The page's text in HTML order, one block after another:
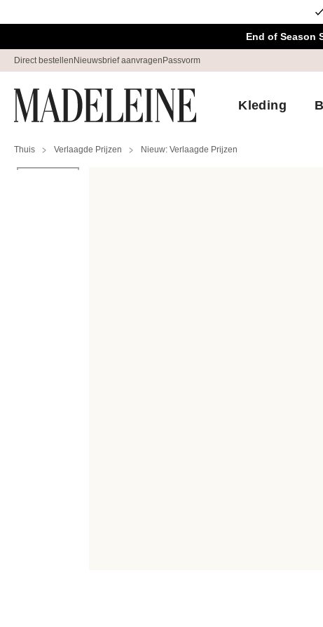
End of Season
Direct bestellen Nieuwsbrief aanvragen Passvorm
Kleding
Thuis Verlaagde Prijzen Nieuw: Verlaagde Prijzen